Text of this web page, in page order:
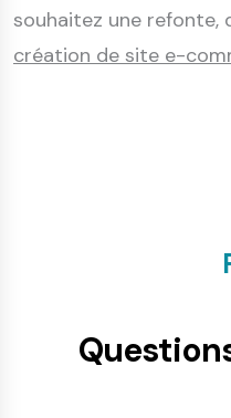
souhaitez une refonte,
création de site e-